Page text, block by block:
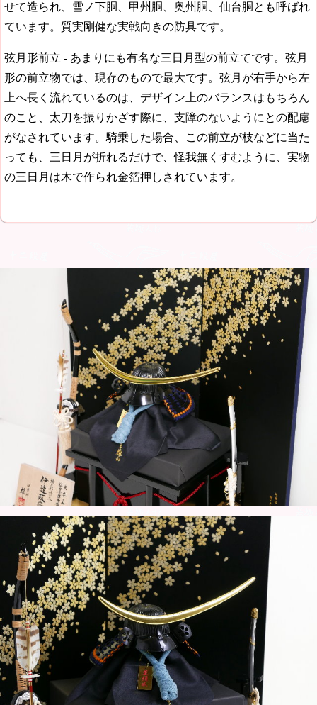
せて造られ、雪ノ下胴、甲州胴、奥州胴、仙台胴とも呼ばれ
ています。質実剛健な実戦向きの防具です。
弦月形前立 - あまりにも有名な三日月型の前立てです。弦月
形の前立物では、現存のもので最大です。弦月が右手から左
上へ長く流れているのは、デザイン上のバランスはもちろん
のこと、太刀を振りかざす際に、支障のないようにとの配慮
がなされています。騎乗した場合、この前立が枝などに当た
っても、三日月が折れるだけで、怪我無くすむように、実物
の三日月は木で作られ金箔押しされています。